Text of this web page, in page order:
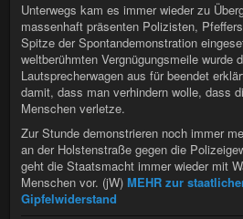
Unterwegs kam es immer wieder zu
massenhaft präsenten Polizisten,
Spitze der Spontandemonstration
weltberühmten Vergnügungsmeile wurde
Lautsprecherwagen aus für beendet
damit, dass man verhindern wolle, dass
Menschen verletze.
Zur Stunde demonstrieren noch immer
an der Holstenstraße gegen die
geht die Staatsmacht immer wieder mit
Menschen vor. (jW) MEHR zur
Gipfelwiderstand